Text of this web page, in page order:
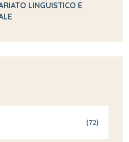
LINGUISTICO E
(72)